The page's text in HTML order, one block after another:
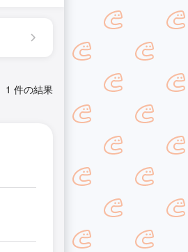
1 件の結果